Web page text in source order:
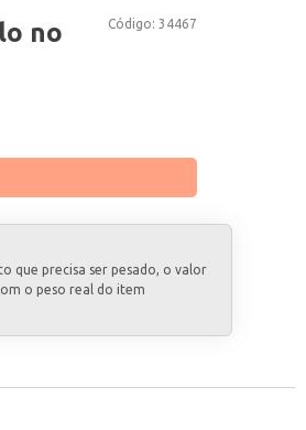
Código: 34467
no
que precisa ser pesado, o valor
o peso real do item